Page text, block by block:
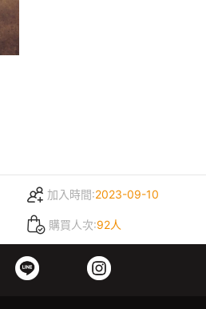
加入時間:2023-09-10
購買人次:92人